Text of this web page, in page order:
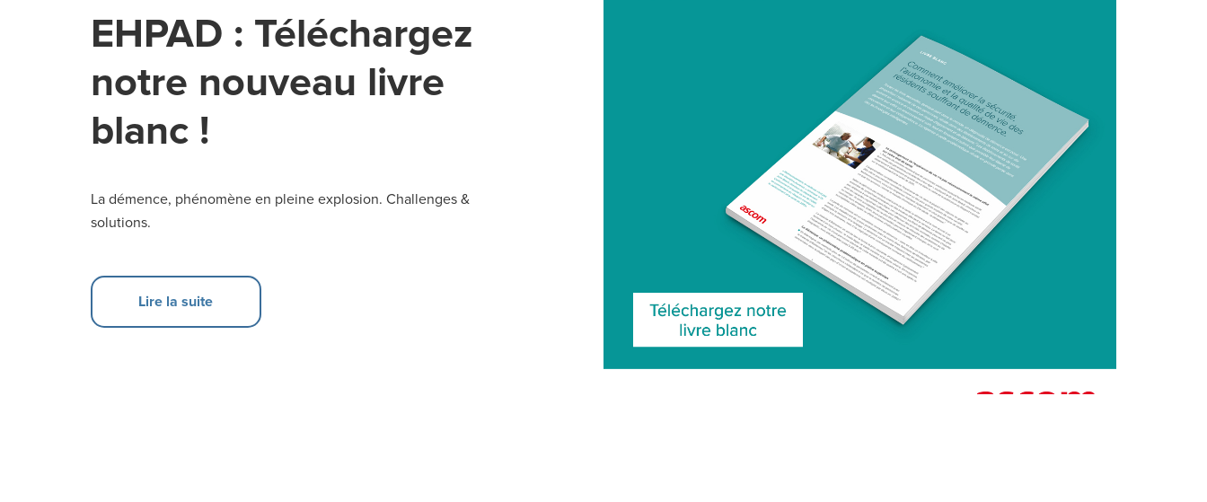
EHPAD : Téléchargez
notre nouveau livre
blanc !
La démence, phénomène en pleine explosion. Challenges &
solutions.
Lire la suite